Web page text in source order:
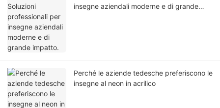
insegne aziendali moderne e di grande
Perché le aziende tedesche preferiscono le
insegne al neon in acrilico